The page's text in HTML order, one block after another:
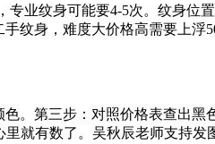
业纹身可能要4-5次。纹身位
纹身，难度大价格高需要上浮
。第三步：对照价格表查出
就有数了。吴秋辰老师支持